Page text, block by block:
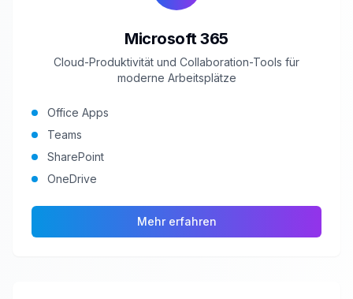
Microsoft 365
Cloud-Produktivität und Collaboration-Tools für
moderne Arbeitsplätze
Office Apps
Teams
SharePoint
OneDrive
Mehr erfahren